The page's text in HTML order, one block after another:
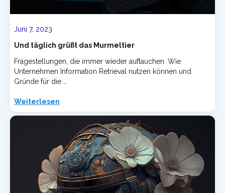
Juni 7, 2023
Und täglich grüßt das Murmeltier
Fragestellungen, die immer wieder auftauchen. Wie
Unternehmen Information Retrieval nutzen können und
Gründe für die …
Weiterlesen